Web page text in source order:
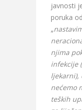
javnosti
poruka
„
njima
infekcije
ljekarni),
nećemo
teških